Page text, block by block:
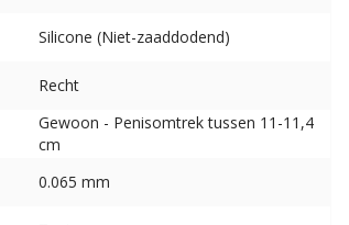
Silicone (Niet-zaaddodend)
Recht
Gewoon - Penisomtrek tussen 11-11,4
cm
0.065 mm